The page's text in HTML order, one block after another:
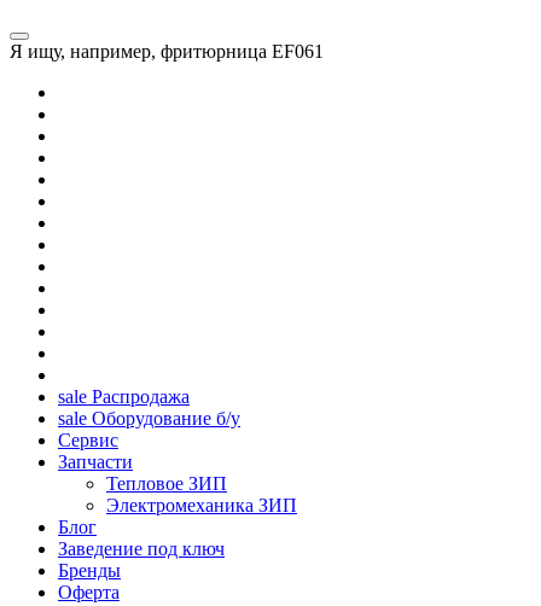
Я ищу, например, фритюрница EF061
sale Распродажа
sale Оборудование б/у
Сервис
Запчасти
Тепловое ЗИП
Электромеханика ЗИП
Блог
Заведение под ключ
Бренды
Оферта